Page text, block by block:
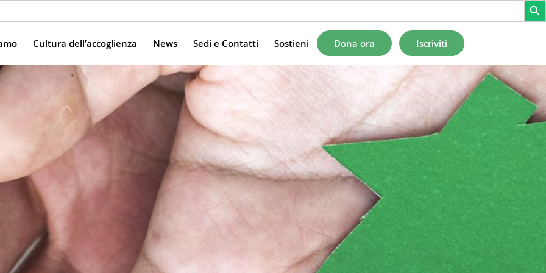
Cultura dell’accoglienza News Sedi e Contatti Sostieni Dona ora Iscriviti